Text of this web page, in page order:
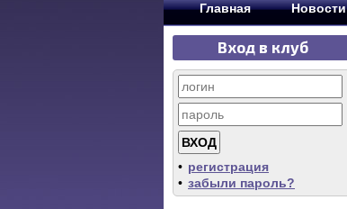
Главная Новости
Вход в клуб
• регистрация
• забыли пароль?